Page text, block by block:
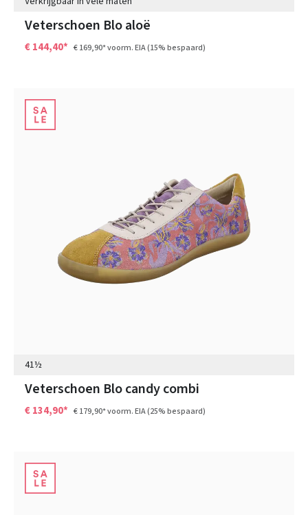
Veterschoen Blo aloë
€ 144,40* € 169,90*voorm. EIA(15% bespaard)
41½
Veterschoen Blo candy combi
€ 134,90* € 179,90*voorm. EIA(25% bespaard)